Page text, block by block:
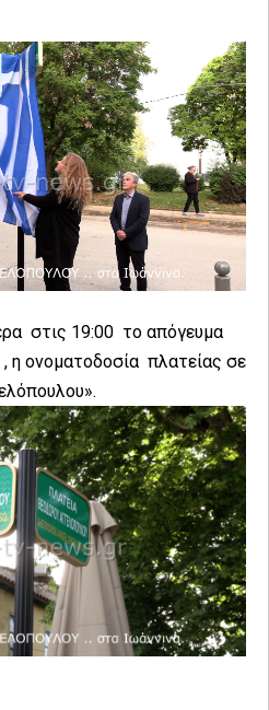
στις 19:00 το απόγευμα
η ονοματοδοσία πλατείας σε